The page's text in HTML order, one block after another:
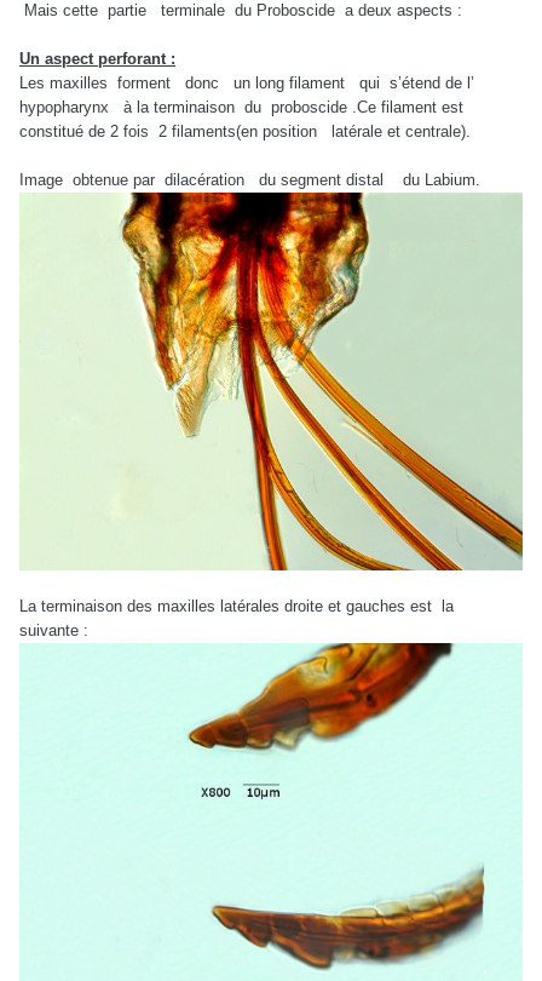
Mais cette partie terminale du Proboscide a deux aspects :
Un aspect perforant :
Les maxilles forment donc un long filament qui s’étend de l’
hypopharynx à la terminaison du proboscide .Ce filament est
constitué de 2 fois 2 filaments(en position latérale et centrale).
Image obtenue par dilacération du segment distal du Labium.
La terminaison des maxilles latérales droite et gauches est la
suivante :